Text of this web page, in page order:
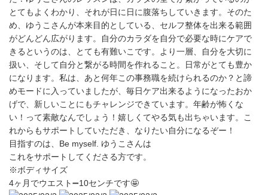
とてもよくわかり、それが日に日に腹落ちしていきます。そのた
め、ゆうこさんが本来目的としている、セルフ整体を出来る範囲
がどんどん広がります。自分のカラダを自分で必要な時にケアで
きるというのは、とても有難いこです。より一層、自分を大切に
扱い、そして自分と繋がる時間を作れること。日常がとても豊か
になります。私は、あと何年この事務職を続けられるのか？と諦
めモードに入っていましたが、毎日ケア出来るようになったおか
げで、新しいことにもチャレンジできています。年齢が怖くな
い！って素敵なんでしょう！嬉しくてやる気も出ちゃいます。こ
れからもサポートしていただき、なりたい自分になるぞー！
目指すのは、Be myself. ゆうこさんは
これをサポートしてくださる方です。
※ボディサイズ
4ヶ月でウエスト➖10センチです🤩